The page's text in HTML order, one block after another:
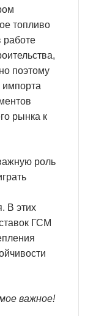
топливо
работе
поэтому
импорта
рынка к
роль
В этих
ГСМ
важное!